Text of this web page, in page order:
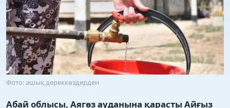
Фото: ашық дереккөздерден
Абай облысы, Аягөз ауданына қарасты Айғыз